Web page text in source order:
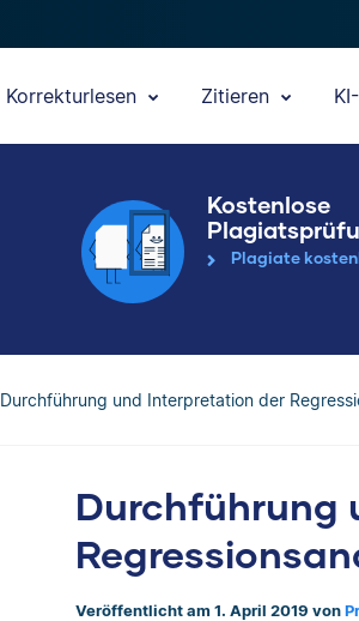
Korrekturlesen Zitieren
Kostenlose
Plagiate
Durchführung und Interpretation der
Durchführung
Veröffentlicht am 1. April 2019 von